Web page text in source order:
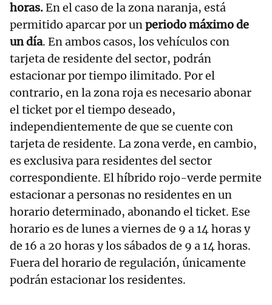
horas.En el caso de la zona naranja, está
permitido aparcar por unperiodo máximo de
un día. En ambos casos, los vehículos con
tarjeta de residente del sector, podrán
estacionar por tiempo ilimitado. Por el
contrario, en la zona roja es necesario abonar
el ticket por el tiempo deseado,
independientemente de que se cuente con
tarjeta de residente. La zona verde, en cambio,
es exclusiva para residentes del sector
correspondiente. El híbrido rojo-verde permite
estacionar a personas no residentes en un
horario determinado, abonando el ticket. Ese
horario es de lunes a viernes de 9 a 14 horas y
de 16 a 20 horas y los sábados de 9 a 14 horas.
Fuera del horario de regulación, únicamente
podrán estacionar los residentes.